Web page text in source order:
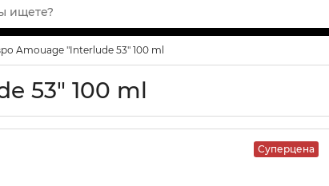
Amouage "Interlude 53" 100 ml
53" 100 ml
Суперцена